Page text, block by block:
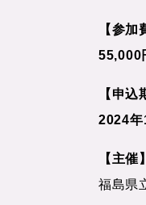
【参加
55,000
【申込
2024年
【主催】
福島県